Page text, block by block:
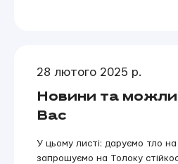
28 лютого 2025 р.
Новини та
Вас
У цьому листі: даруємо тло на
запрошуємо на Толоку